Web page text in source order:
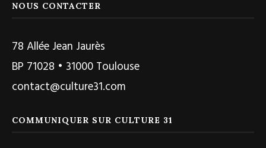
NOUS CONTACTER
78 Allée Jean Jaurès
BP 71028 • 31000 Toulouse
contact@culture31.com
COMMUNIQUER SUR CULTURE 31